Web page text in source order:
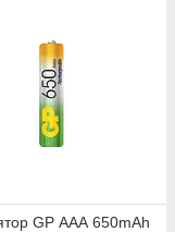
GP ААА 650mAh